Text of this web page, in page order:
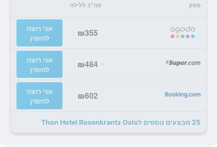
ספק סה"כ ללילה
₪355
אני רוצה
להזמין
₪484
אני רוצה
להזמין
₪602
אני רוצה
להזמין
25 מבצעים נוספים לThon Hotel Rosenkrantz Oslo